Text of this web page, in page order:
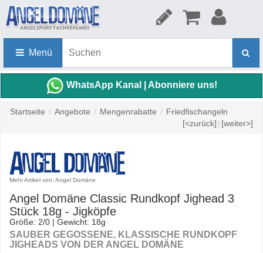
Menü
WhatsApp Kanal | Abonniere uns!
Startseite / Angebote / Mengenrabatte / Friedfischangeln
[<zurück] | [weiter>]
Mehr Artikel von: Angel Domäne
Angel Domäne Classic Rundkopf Jighead 3
Stück 18g - Jigköpfe
Größe: 2/0 | Gewicht: 18g
SAUBER GEGOSSENE, KLASSISCHE RUNDKOPF
JIGHEADS VON DER ANGEL DOMÄNE